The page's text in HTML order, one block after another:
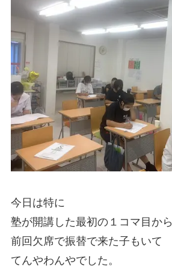
今日は特に
塾が開講した最初の１コマ目から
前回欠席で振替で来た子もいて
てんやわんやでした。